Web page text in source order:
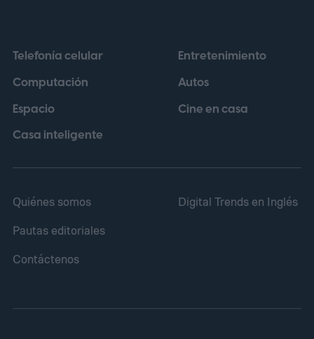
Telefonía celular
Computación
Espacio
Casa inteligente
Entretenimiento
Autos
Cine en casa
Quiénes somos
Pautas editoriales
Contáctenos
Digital Trends en Inglés